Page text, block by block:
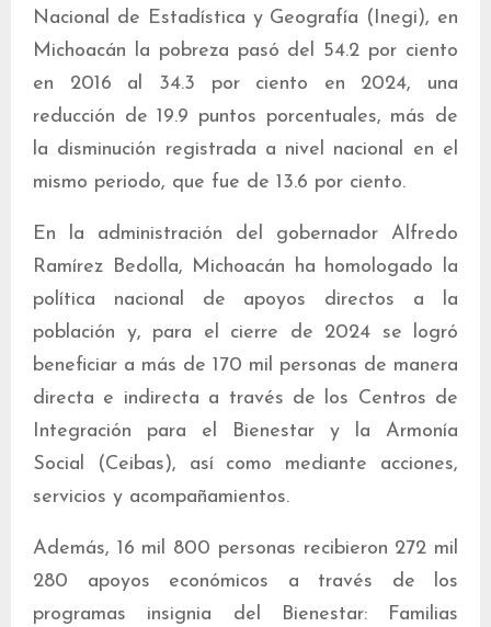
Nacional de Estadística y Geografía (Inegi), en
Michoacán la pobreza pasó del 54.2 por ciento
en 2016 al 34.3 por ciento en 2024, una
reducción de 19.9 puntos porcentuales, más de
la disminución registrada a nivel nacional en el
mismo periodo, que fue de 13.6 por ciento.
En la administración del gobernador Alfredo
Ramírez Bedolla, Michoacán ha homologado la
política nacional de apoyos directos a la
población y, para el cierre de 2024 se logró
beneficiar a más de 170 mil personas de manera
directa e indirecta a través de los Centros de
Integración para el Bienestar y la Armonía
Social (Ceibas), así como mediante acciones,
servicios y acompañamientos.
Además, 16 mil 800 personas recibieron 272 mil
280 apoyos económicos a través de los
programas insignia del Bienestar: Familias